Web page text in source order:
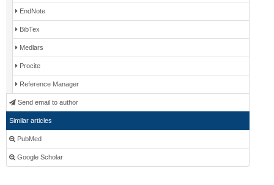
EndNote
BibTex
Medlars
Procite
Reference Manager
Send email to author
Similar articles
PubMed
Google Scholar